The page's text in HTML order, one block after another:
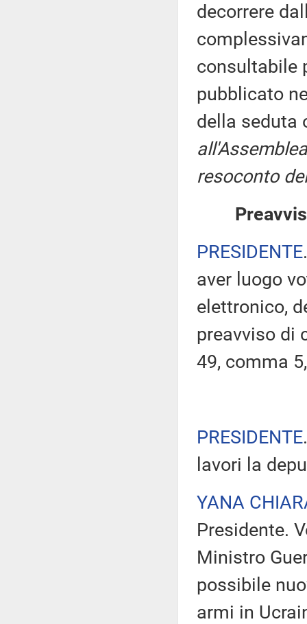
decorrere
consultabile
pubblicato
della seduta
resoconto
PRESIDENTE
aver luogo
elettronico,
preavviso di
49, comma
PRESIDENTE
lavori la
YANA
Presidente.
Ministro
possibile
armi in